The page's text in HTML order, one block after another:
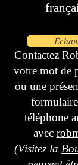
Contactez
votre mot de
ou une
téléphone
avec
(Visitez la